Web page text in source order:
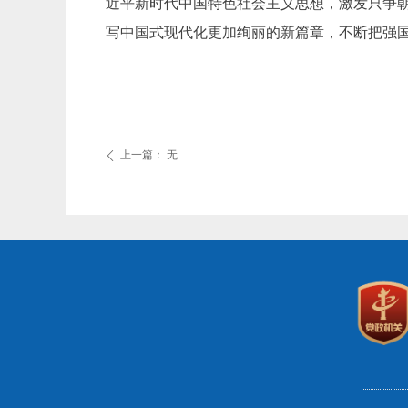
近平新时代中国特色社会主义思想，激发只争
写中国式现代化更加绚丽的新篇章，不断把强
ꄴ 上一篇： 无